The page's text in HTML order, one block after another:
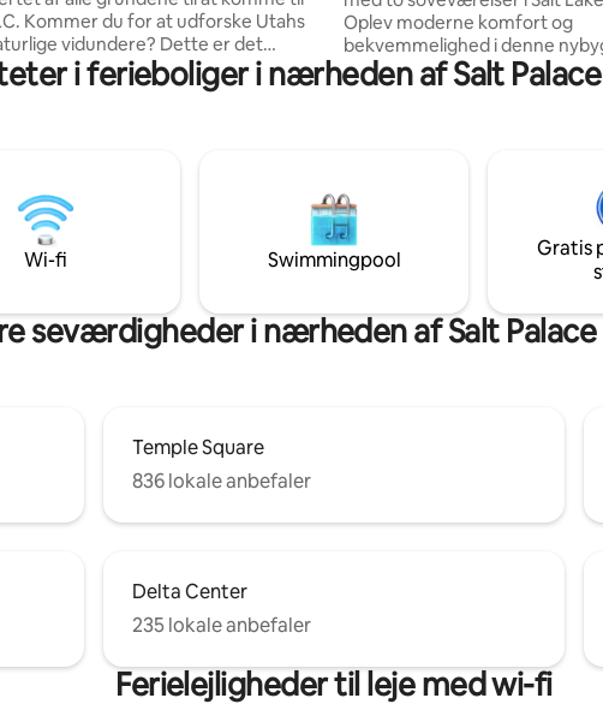
Kommer du for at udforske Utahs
vidundere? Dette er det
udgangspunkt – 10 minutter fra
Sportsfans, koncert- og
Gå til mange lokalt ejede
klubber, pubber, 4 teatre
scenekunst og 2 indkøbscentre. Der
adskillige vandrestier/kløfter få
Oplev moderne komfort og
bekvemmelighed i denne
bolig. Det fuldt udstyrede
perfekt til lækre måltider.
med førsteklasses sengetøj. Vi
toiletartikler på de moderne
badeværelser. Du kan også
få lokale tips af os. Book nu for
uforglemmeligt ophold fyldt
udforskning.
i ferieboliger i nærheden af Salt
Wi-fi Swimmingpool
Gratis
seværdigheder i nærheden af Salt
Temple Square
836 lokale anbefaler
Delta Center
235 lokale anbefaler
Ferielejligheder til leje med wi-fi